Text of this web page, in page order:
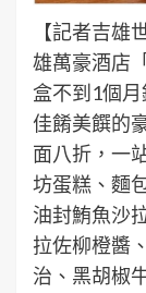
【記者吉
雄萬豪酒店
盒不到1個
佳餚美饌的
面八折，一
坊蛋糕、麵
油封鮪魚沙
拉佐柳橙醬
治、黑胡椒